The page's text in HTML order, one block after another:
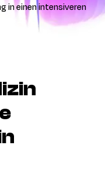
in einen intensiveren